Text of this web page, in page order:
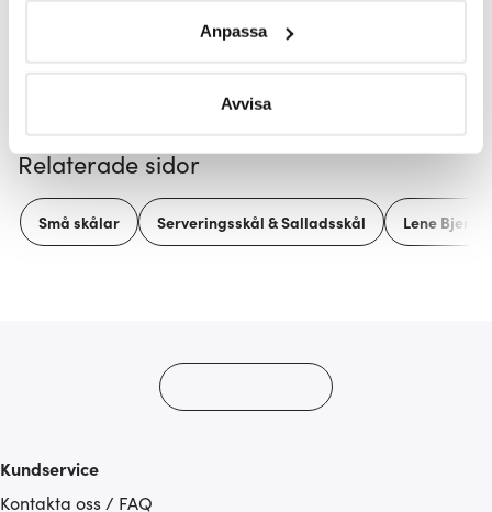
Ta reda på mer om hur dina personliga uppgifter
Du kan ändra eller dra tillbaka ditt samtycke när som
Vi använder cookies för att innehållet och annonserna
ska anpassas efter det som vi tror att du tycker om. Det
gör också att vi kan analysera vår trafik och göra
Anpassa
Avvisa
Låt dig inspireras av våra kunder
Relaterade sidor
Små skålar Serveringsskål & Salladsskål Lene Bjerre
Kundservice
Kontakta oss / FAQ